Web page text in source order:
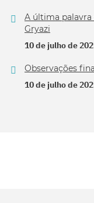
A última palavra
Gryazi
10 de julho de
Observações
10 de julho de